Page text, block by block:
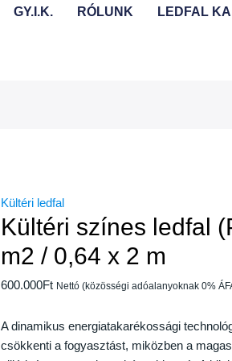
GY.I.K. RÓLUNK
LEDFAL
Kültéri ledfal
Kültéri színes ledfal
m2 / 0,64 x 2 m
600.000Ft Nettó (közösségi adóalanyoknak 0%
A dinamikus energiatakarékossági
csökkenti a fogyasztást, miközben a